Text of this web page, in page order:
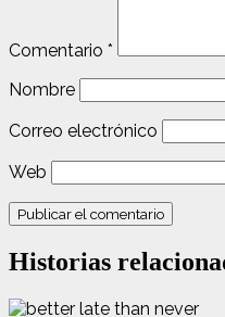
Comentario *
Nombre
Correo electrónico
Web
Historias